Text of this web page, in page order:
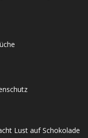
Lust auf Schokolade